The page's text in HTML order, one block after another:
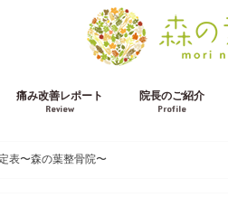
痛み改善レポート
Review
院長のご紹介
Profile
表〜森の葉整骨院〜